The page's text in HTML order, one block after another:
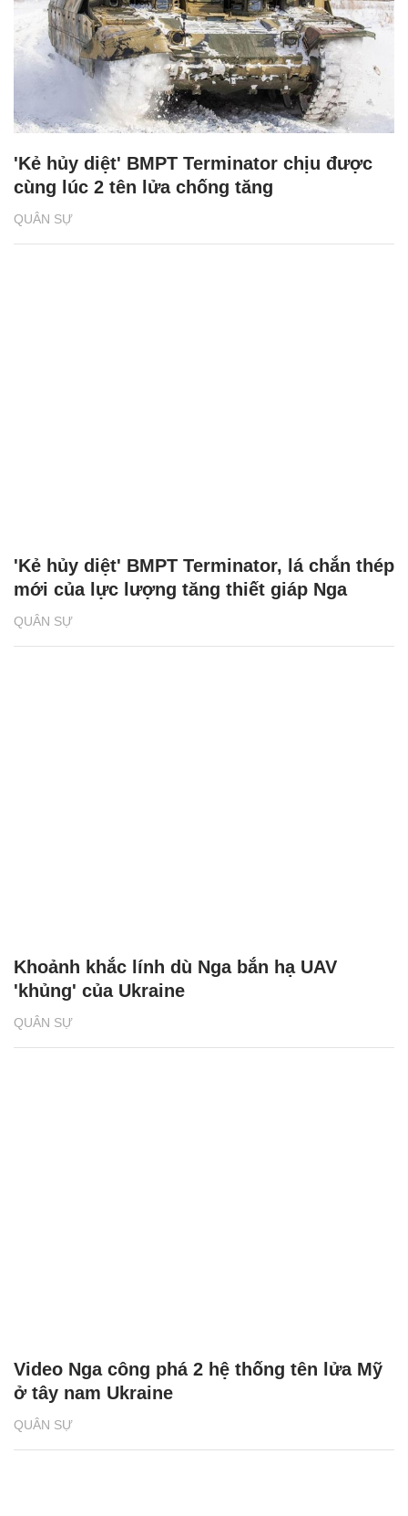
QUÂN SỰ
'Kẻ hủy diệt' BMPT Terminator chịu được
cùng lúc 2 tên lửa chống tăng
QUÂN SỰ
'Kẻ hủy diệt' BMPT Terminator, lá chắn thép
mới của lực lượng tăng thiết giáp Nga
QUÂN SỰ
Khoảnh khắc lính dù Nga bắn hạ UAV
'khủng' của Ukraine
QUÂN SỰ
Video Nga công phá 2 hệ thống tên lửa Mỹ
ở tây nam Ukraine